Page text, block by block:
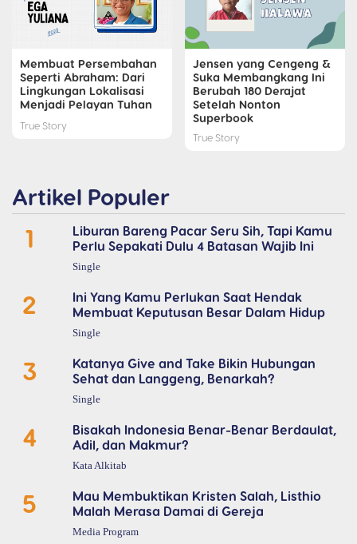
Membuat Persembahan
Seperti Abraham: Dari
Lingkungan Lokalisasi
Menjadi Pelayan Tuhan
True Story
Jensen yang Cengeng &
Suka Membangkang Ini
Berubah 180 Derajat
Setelah Nonton
Superbook
True Story
Artikel Populer
1
Liburan Bareng Pacar Seru Sih, Tapi Kamu
Perlu Sepakati Dulu 4 Batasan Wajib Ini
Single
2
Ini Yang Kamu Perlukan Saat Hendak
Membuat Keputusan Besar Dalam Hidup
Single
3
Katanya Give and Take Bikin Hubungan
Sehat dan Langgeng, Benarkah?
Single
4
Bisakah Indonesia Benar-Benar Berdaulat,
Adil, dan Makmur?
Kata Alkitab
5
Mau Membuktikan Kristen Salah, Listhio
Malah Merasa Damai di Gereja
Media Program